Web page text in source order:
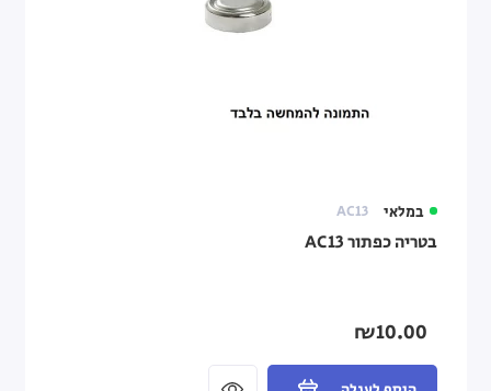
במלאי AC13
בטריה כפתור AC13
₪10.00